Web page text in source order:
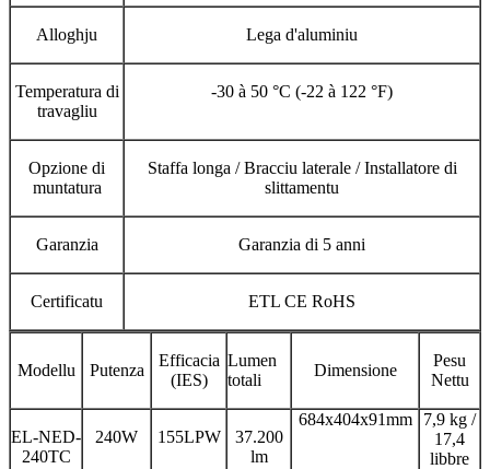
Alloghju Lega d'aluminiu
Temperatura di
travagliu
-30 à 50 °C (-22 à 122 °F)
Opzione di
muntatura
Staffa longa / Bracciu laterale / Installatore di
slittamentu
Garanzia Garanzia di 5 anni
Certificatu ETL CE RoHS
Modellu Putenza
Efficacia
(IES)
Lumen
totali
Dimensione
Pesu
Nettu
EL-NED-
240TC
240W 155LPW
37.200
lm
684x404x91mm
7,9 kg /
17,4
libbre